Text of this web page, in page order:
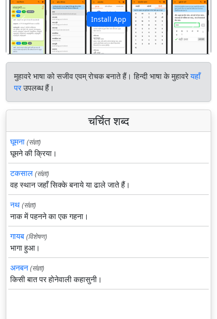
Install App
पिछला अगला
मुहावरे भाषा को सजीव एवम् रोचक बनाते हैं। हिन्दी भाषा के मुहावरेयहाँ
परउपलब्ध हैं।
चर्चित शब्द
घूमना (संज्ञा)
घूमने की क्रिया।
टकसाल (संज्ञा)
वह स्थान जहाँ सिक्के बनाये या ढाले जाते हैं।
नथ (संज्ञा)
नाक में पहनने का एक गहना।
गायब (विशेषण)
भागा हुआ।
अनबन (संज्ञा)
किसी बात पर होनेवाली कहासुनी।